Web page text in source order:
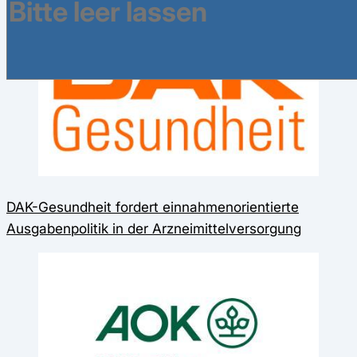
DAK-Gesundheit fordert einnahmenorientierte
Ausgabenpolitik in der Arzneimittelversorgung